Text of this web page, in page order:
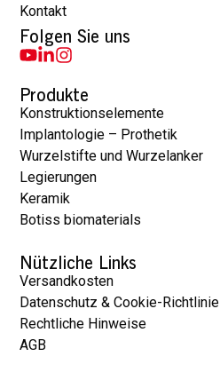
Kontakt
Folgen Sie uns
Produkte
Konstruktionselemente
Implantologie – Prothetik
Wurzelstifte und Wurzelanker
Legierungen
Keramik
Botiss biomaterials
Nützliche Links
Versandkosten
Datenschutz & Cookie-Richtlinie
Rechtliche Hinweise
AGB